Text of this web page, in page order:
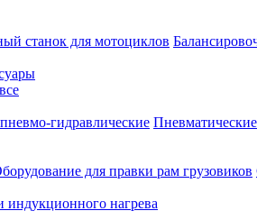
станок для мотоциклов
гидравлические
для правки рам грузовиков
индукционного нагрева